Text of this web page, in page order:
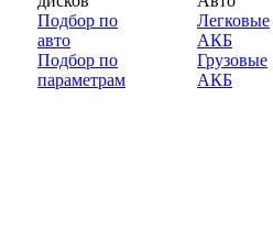
Подбор по
авто
Подбор по
параметрам
Легковые
АКБ
Грузовые
АКБ